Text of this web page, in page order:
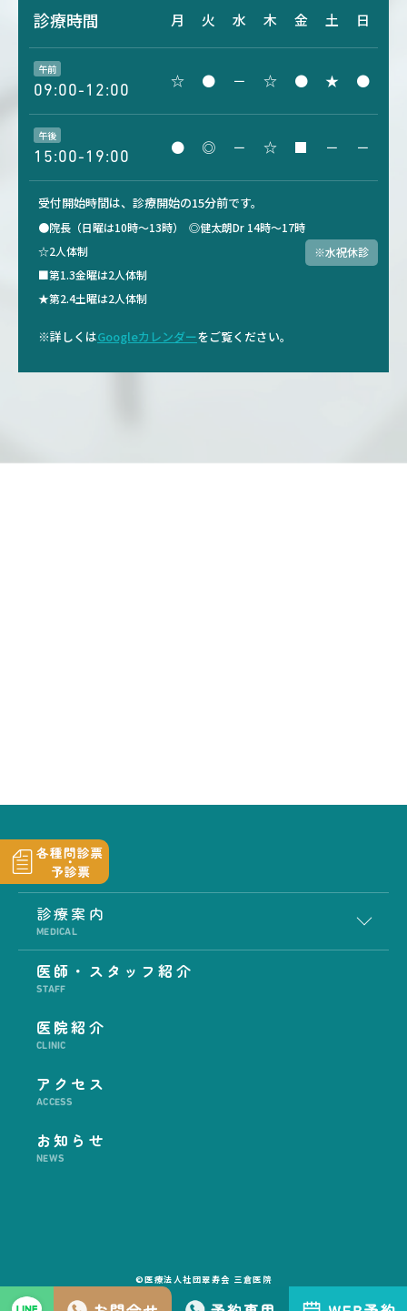
診療時間 月 火 水 木 金 土 日
午前
09:00-12:00
☆ ● － ☆ ● ★ ●
午後
15:00-19:00
● ◎ － ☆ ■ － －
受付開始時間は、診療開始の15分前です。
●院長（日曜は10時～13時） ◎健太朗Dr 14時～17時
☆2人体制
■第1.3金曜は2人体制
★第2.4土曜は2人体制
※水祝休診
※詳しくはGoogleカレンダーをご覧ください。
診療案内
MEDICAL
医師・スタッフ紹介
STAFF
医院紹介
CLINIC
アクセス
ACCESS
お知らせ
NEWS
©医療法人社団翠寿会 三倉医院